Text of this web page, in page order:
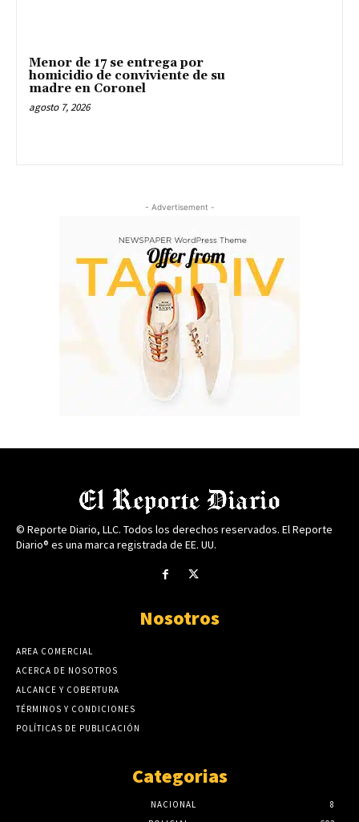
Menor de 17 se entrega por
homicidio de conviviente de su
madre en Coronel
agosto 7, 2026
- Advertisement -
© Reporte Diario, LLC. Todos los derechos reservados. El Reporte
Diario® es una marca registrada de EE. UU.
Nosotros
AREA COMERCIAL
ACERCA DE NOSOTROS
ALCANCE Y COBERTURA
TÉRMINOS Y CONDICIONES
POLÍTICAS DE PUBLICACIÓN
Categorias
NACIONAL
8